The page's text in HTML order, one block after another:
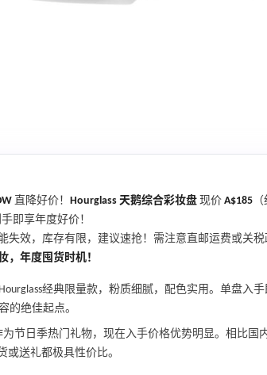
直降好价！ Hourglass 天鹅综合彩妆盘 现价 A$185
即享年度好价！
失效，库存有限，建议速抢！需注意直邮运费或关税
，年度囤货时机！
经典限量款，粉质细腻，配色实用。单盘入
的绝佳起点。
为节日季热门礼物，现在入手价格优势明显。相比国
或送礼都极具性价比。